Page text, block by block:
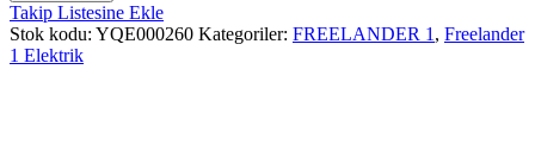
Takip Listesine Ekle
Stok kodu: YQE000260 Kategoriler: FREELANDER 1 , Freelander
1 Elektrik